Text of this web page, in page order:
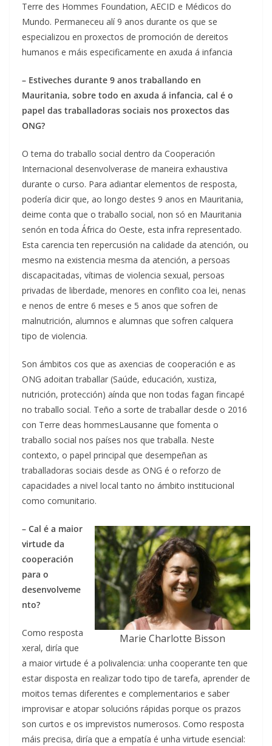
Terre des Hommes Foundation, AECID e Médicos do
Mundo. Permaneceu alí 9 anos durante os que se
especializou en proxectos de promoción de dereitos
humanos e máis especificamente en axuda á infancia
– Estiveches durante 9 anos traballando en
Mauritania, sobre todo en axuda á infancia, cal é o
papel das traballadoras sociais nos proxectos das
ONG?
O tema do traballo social dentro da Cooperación
Internacional desenvolverase de maneira exhaustiva
durante o curso. Para adiantar elementos de resposta,
podería dicir que, ao longo destes 9 anos en Mauritania,
deime conta que o traballo social, non só en Mauritania
senón en toda África do Oeste, esta infra representado.
Esta carencia ten repercusión na calidade da atención, ou
mesmo na existencia mesma da atención, a persoas
discapacitadas, vítimas de violencia sexual, persoas
privadas de liberdade, menores en conflito coa lei, nenas
e nenos de entre 6 meses e 5 anos que sofren de
malnutrición, alumnos e alumnas que sofren calquera
tipo de violencia.
Son ámbitos cos que as axencias de cooperación e as
ONG adoitan traballar (Saúde, educación, xustiza,
nutrición, protección) aínda que non todas fagan fincapé
no traballo social. Teño a sorte de traballar desde o 2016
con Terre deas hommesLausanne que fomenta o
traballo social nos países nos que traballa. Neste
contexto, o papel principal que desempeñan as
traballadoras sociais desde as ONG é o reforzo de
capacidades a nivel local tanto no ámbito institucional
como comunitario.
Marie Charlotte Bisson
– Cal é a maior
virtude da
cooperación
para o
desenvolveme
nto?
Como resposta
xeral, diría que
a maior virtude é a polivalencia: unha cooperante ten que
estar disposta en realizar todo tipo de tarefa, aprender de
moitos temas diferentes e complementarios e saber
improvisar e atopar solucións rápidas porque os prazos
son curtos e os imprevistos numerosos. Como resposta
máis precisa, diría que a empatía é unha virtude esencial: